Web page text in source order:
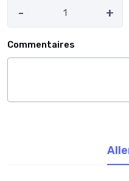
- +
Commentaires